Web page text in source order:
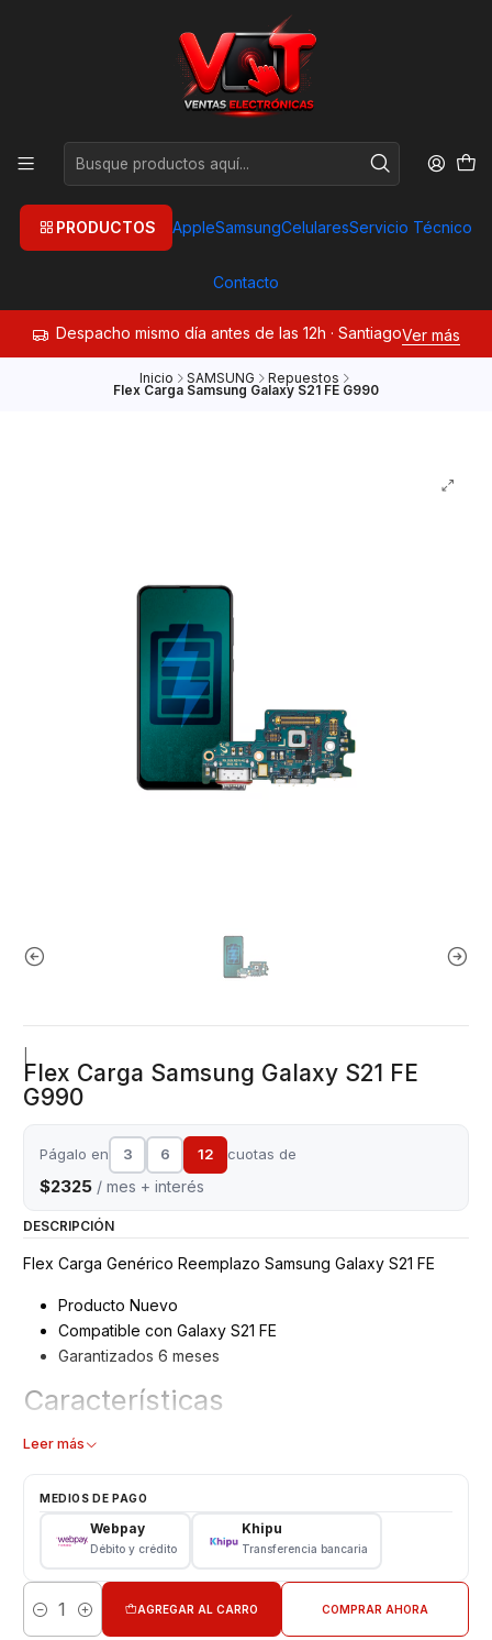
PRODUCTOS AppleSamsungCelularesServicio Técnico
Contacto
Despacho mismo día antes de las 12h · SantiagoVer más
Inicio SAMSUNG Repuestos
Flex Carga Samsung Galaxy S21 FE G990
Flex Carga Samsung Galaxy S21 FE
G990
Págalo en 3 6 12 cuotas de
$2325 / mes + interés
DESCRIPCIÓN
Flex Carga Genérico Reemplazo Samsung Galaxy S21 FE
Producto Nuevo
Compatible con Galaxy S21 FE
Garantizados 6 meses
Características
Flex carga – Puerto USB
CONSULTE POR INSTALACIÓN EN TIENDA
Leer más
MEDIOS DE PAGO
Webpay
Débito y crédito
Khipu
Transferencia bancaria
Cantidad
AGREGAR AL CARRO COMPRAR AHORA